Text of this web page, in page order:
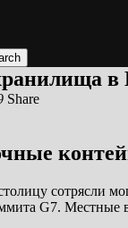
Share
сотрясли
G7. Местные